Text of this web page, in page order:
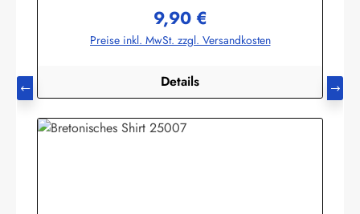
Wittmundinfo@modas-bekleidung.de
Regulärer Preis:
9,90 €
Preise inkl. MwSt. zzgl. Versandkosten
Details